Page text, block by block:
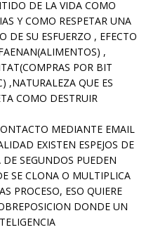
DE LA VIDA COMO
Y COMO RESPETAR UNA
DE SU ESFUERZO , EFECTO
,
POR BIT
,NATURALEZA QUE ES
COMO DESTRUIR
MEDIANTE EMAIL
EXISTEN ESPEJOS DE
SEGUNDOS PUEDEN
SE CLONA O MULTIPLICA
PROCESO, ESO QUIERE
DONDE UN